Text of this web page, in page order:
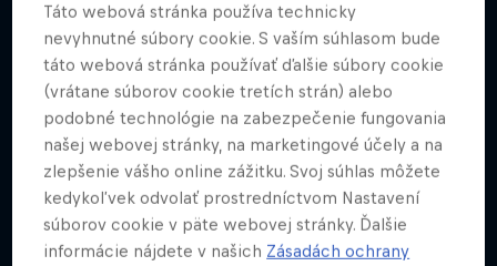
Táto webová stránka používa technicky
nevyhnutné súbory cookie. S vaším súhlasom bude
táto webová stránka používať ďalšie súbory cookie
(vrátane súborov cookie tretích strán) alebo
podobné technológie na zabezpečenie fungovania
našej webovej stránky, na marketingové účely a na
zlepšenie vášho online zážitku. Svoj súhlas môžete
kedykoľvek odvolať prostredníctvom Nastavení
súborov cookie v päte webovej stránky. Ďalšie
informácie nájdete v našich Zásadách ochrany